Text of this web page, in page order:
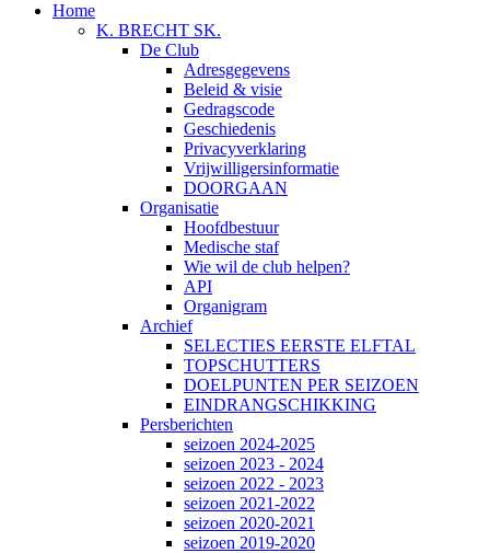
Home
K. BRECHT SK.
De Club
Adresgegevens
Beleid & visie
Gedragscode
Geschiedenis
Privacyverklaring
Vrijwilligersinformatie
DOORGAAN
Organisatie
Hoofdbestuur
Medische staf
Wie wil de club helpen?
API
Organigram
Archief
SELECTIES EERSTE ELFTAL
TOPSCHUTTERS
DOELPUNTEN PER SEIZOEN
EINDRANGSCHIKKING
Persberichten
seizoen 2024-2025
seizoen 2023 - 2024
seizoen 2022 - 2023
seizoen 2021-2022
seizoen 2020-2021
seizoen 2019-2020